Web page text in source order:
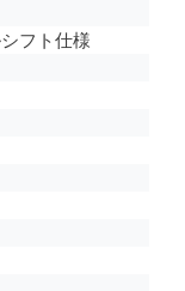
フト仕様